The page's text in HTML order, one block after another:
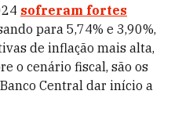
sofreram fortes
para 5,74% e 3,90%,
de inflação mais alta,
o cenário fiscal, são os
Central dar início a